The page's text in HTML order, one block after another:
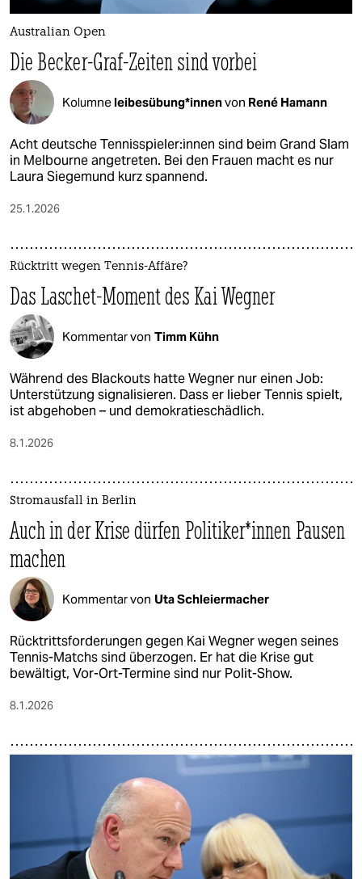
Australian Open
Die Becker-Graf-Zeiten sind vorbei
Kolumnelei­bes­übun­g*in­nenvon René Hamann
Acht deutsche Ten­nis­spie­le­r:in­nen sind beim Grand Slam
in Melbourne angetreten. Bei den Frauen macht es nur
Laura Siegemund kurz spannend.
25.1.2026
Rücktritt wegen Tennis-Affäre?
Das Laschet-Moment des Kai Wegner
Kommentar von Timm Kühn
Während des Blackouts hatte Wegner nur einen Job:
Unterstützung signalisieren. Dass er lieber Tennis spielt,
ist abgehoben – und demokratieschädlich.
8.1.2026
Stromausfall in Berlin
Auch in der Krise dürfen Po­li­ti­ke­r*in­nen Pausen
machen
Kommentar von Uta Schleiermacher
Rücktrittsforderungen gegen Kai Wegner wegen seines
Tennis-Matchs sind überzogen. Er hat die Krise gut
bewältigt, Vor-Ort-Termine sind nur Polit-Show.
8.1.2026